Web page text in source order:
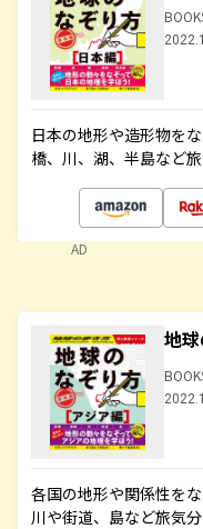
日本の地形や造形物を
橋、川、湖、半島など
AD
地
各国の地形や関係性を
川や街道、島など旅気